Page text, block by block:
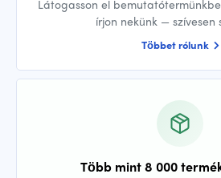
Látogasson el
írjon nekünk — szívesen
Többet rólunk
Több mint 8 000